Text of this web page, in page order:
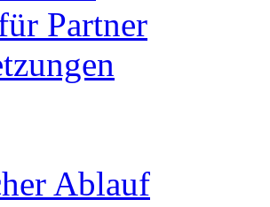
Partner
Ablauf